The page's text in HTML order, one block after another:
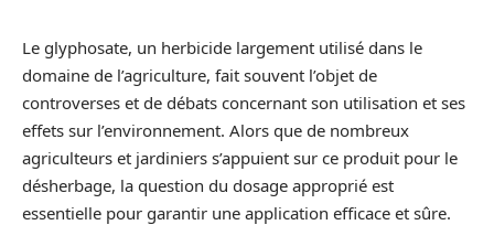
Le glyphosate, un herbicide largement utilisé dans le
domaine de l’agriculture, fait souvent l’objet de
controverses et de débats concernant son utilisation et ses
effets sur l’environnement. Alors que de nombreux
agriculteurs et jardiniers s’appuient sur ce produit pour le
désherbage, la question du dosage approprié est
essentielle pour garantir une application efficace et sûre.